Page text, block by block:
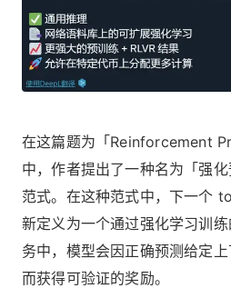
在这篇题为「Reinforcement
中，作者提出了一种名为「强
范式。在这种范式中，下一个
新定义为一个通过强化学习训
务中，模型会因正确预测给定
而获得可验证的奖励。